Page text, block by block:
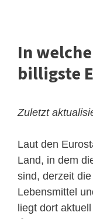
In
billigste
Zuletzt
Laut den
Land, in dem
sind, derzeit
Lebensmittel
liegt dort